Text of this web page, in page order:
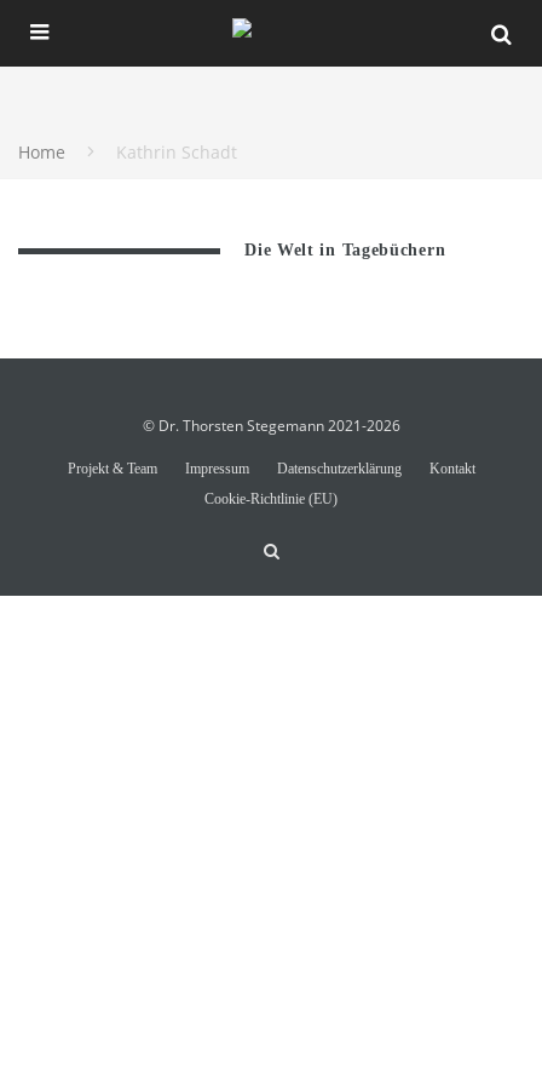
Home Kathrin Schadt
Die Welt in Tagebüchern
© Dr. Thorsten Stegemann 2021-2026
Projekt & Team Impressum Datenschutzerklärung
Kontakt
Cookie-Richtlinie (EU)